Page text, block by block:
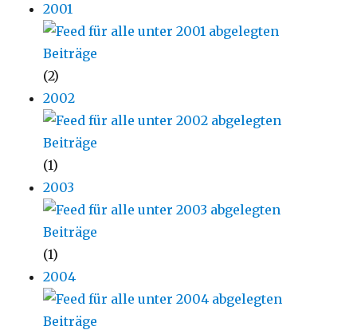
2001
(2)
2002
(1)
2003
(1)
2004